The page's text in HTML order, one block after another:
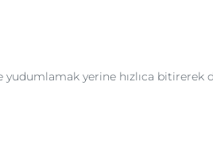
yerine hızlıca bitirerek